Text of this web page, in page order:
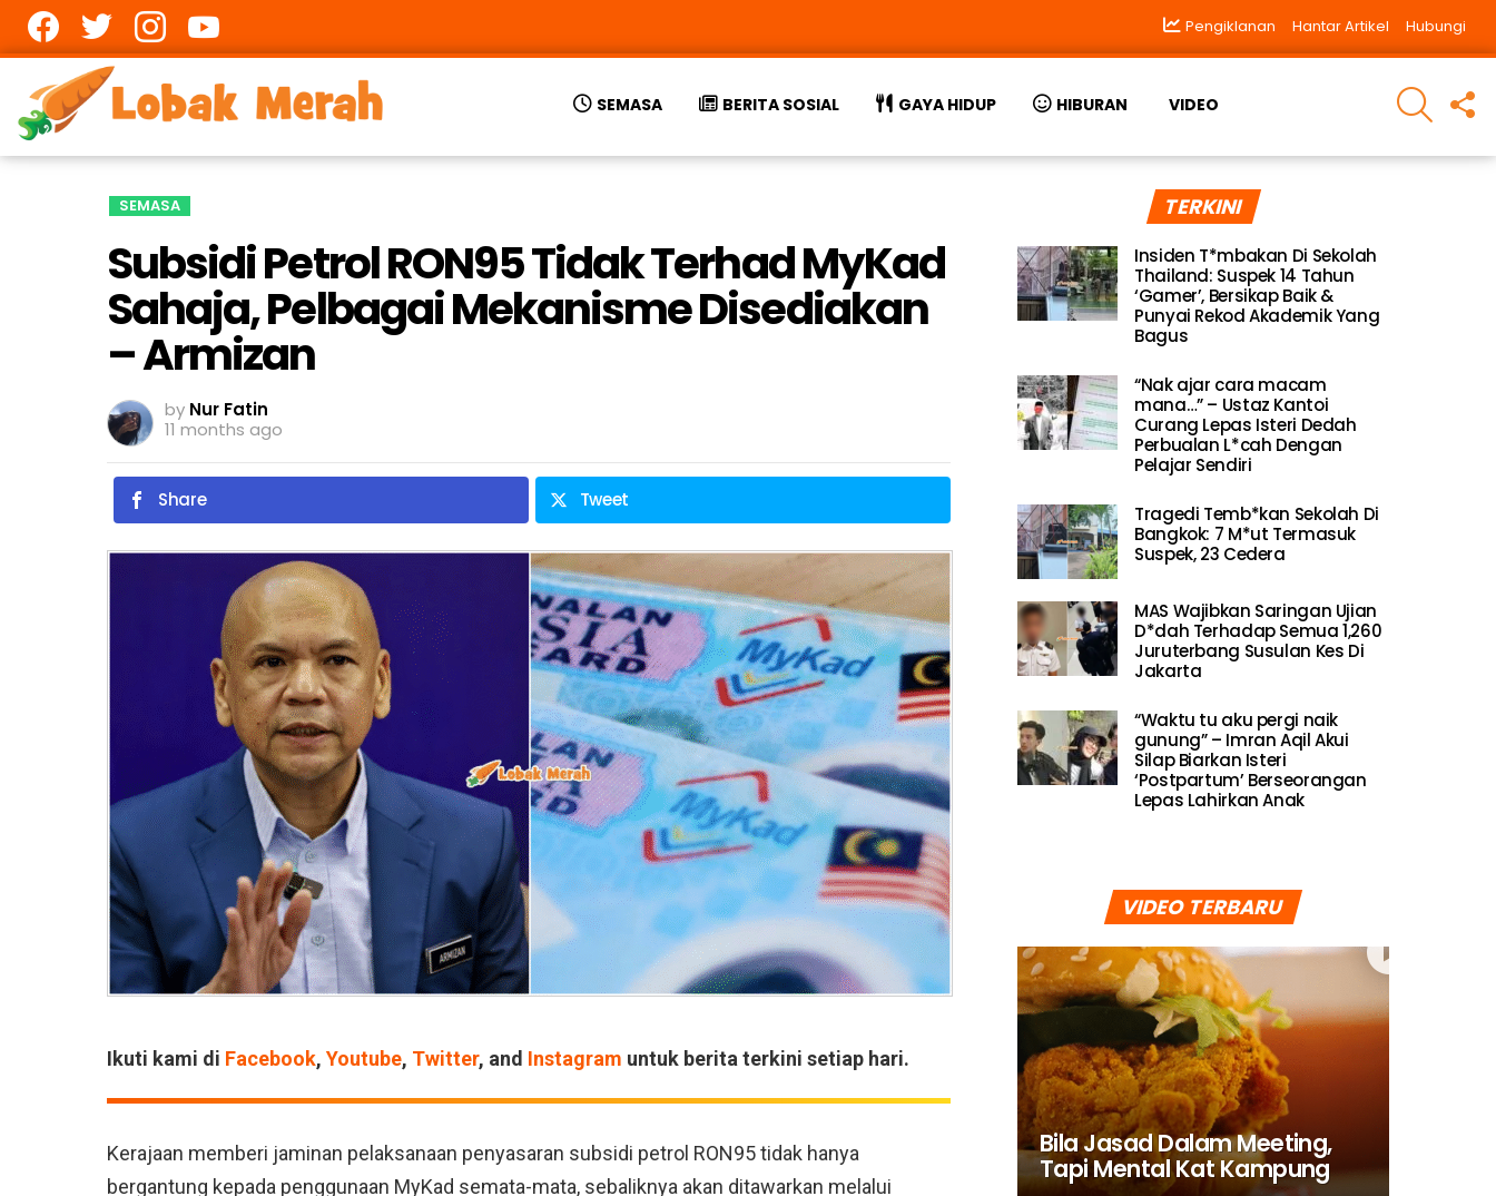
Pengiklanan Hantar Artikel Hubungi
SEMASA BERITA SOSIAL GAYA HIDUP HIBURAN VIDEO
SEARCH
SEMASA
Subsidi Petrol RON95 Tidak Terhad MyKad
Sahaja, Pelbagai Mekanisme Disediakan
– Armizan
by Nur Fatin
11 months ago
Share Tweet
Ikuti kami di Facebook, Youtube, Twitter, and Instagram untuk berita terkini setiap hari.
Kerajaan memberi jaminan pelaksanaan penyasaran subsidi petrol RON95 tidak hanya
bergantung kepada penggunaan MyKad semata-mata, sebaliknya akan ditawarkan melalui
TERKINI
Insiden T*mbakan Di Sekolah
Thailand: Suspek 14 Tahun
‘Gamer’, Bersikap Baik &
Punyai Rekod Akademik Yang
Bagus
“Nak ajar cara macam
mana…” – Ustaz Kantoi
Curang Lepas Isteri Dedah
Perbualan L*cah Dengan
Pelajar Sendiri
Tragedi Temb*kan Sekolah Di
Bangkok: 7 M*ut Termasuk
Suspek, 23 Cedera
MAS Wajibkan Saringan Ujian
D*dah Terhadap Semua 1,260
Juruterbang Susulan Kes Di
Jakarta
“Waktu tu aku pergi naik
gunung” – Imran Aqil Akui
Silap Biarkan Isteri
‘Postpartum’ Berseorangan
Lepas Lahirkan Anak
VIDEO TERBARU
Bila Jasad Dalam Meeting,
Tapi Mental Kat Kampung